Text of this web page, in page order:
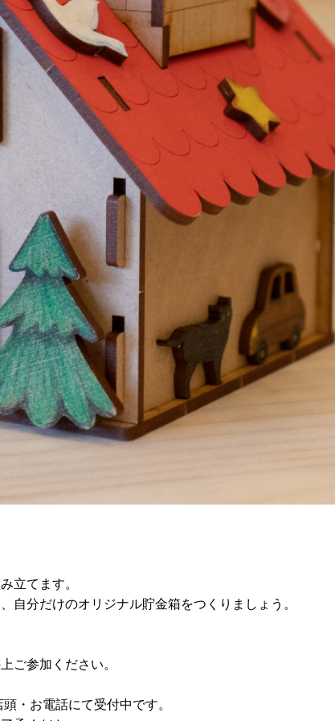
立てます。
自分だけのオリジナル貯金箱をつくりましょう。
ご参加ください。
・お電話にて受付中です。